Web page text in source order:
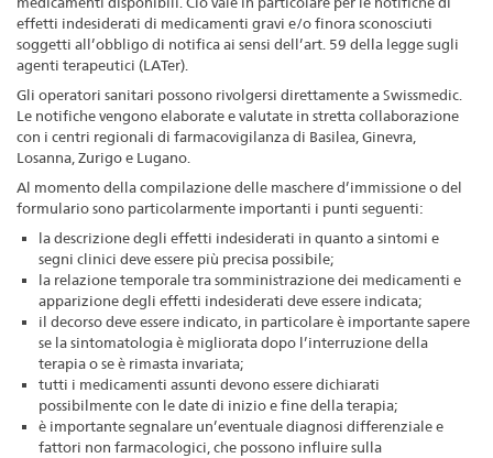
effetti indesiderati di medicamenti gravi e/o finora sconosciuti
soggetti all’obbligo di notifica ai sensi dell’art. 59 della legge sugli
agenti terapeutici (LATer).
Gli operatori sanitari possono rivolgersi direttamente a Swissmedic.
Le notifiche vengono elaborate e valutate in stretta collaborazione
con i centri regionali di farmacovigilanza di Basilea, Ginevra,
Losanna, Zurigo e Lugano.
Al momento della compilazione delle maschere d’immissione o del
formulario sono particolarmente importanti i punti seguenti:
la descrizione degli effetti indesiderati in quanto a sintomi e
segni clinici deve essere più precisa possibile;
la relazione temporale tra somministrazione dei medicamenti e
apparizione degli effetti indesiderati deve essere indicata;
il decorso deve essere indicato, in particolare è importante sapere
se la sintomatologia è migliorata dopo l’interruzione della
terapia o se è rimasta invariata;
tutti i medicamenti assunti devono essere dichiarati
possibilmente con le date di inizio e fine della terapia;
è importante segnalare un’eventuale diagnosi differenziale e
fattori non farmacologici, che possono influire sulla